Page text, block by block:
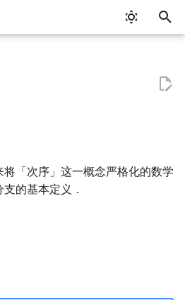
常见错误
常见技巧
VS Code
Atom
Cena
CCR Plus
Generator
Validator
变量
运算
STL 算法
bitset
值类别
重载运算符
冒泡排序
插入排序
斜率优化
四边形不等式优化
配对堆
左偏树
块状链表
树分块
李超线段树
猫树
Splay 树
WBLT
可持久化块状数组
可持久化平衡树
线段树套平衡树
树状数组套权值线段树
Euler Tour Tree
Top Tree
树的中心
树的重心
k 短路
同余最短路
最小直径生成树
割点和桥
圆方树
最小割
费用流
二分图最大权匹配
一般图最大匹配
整体二分
莫队算法
爬山算法
模拟退火
「次序」这一概念严格化的数学
的基本定义．